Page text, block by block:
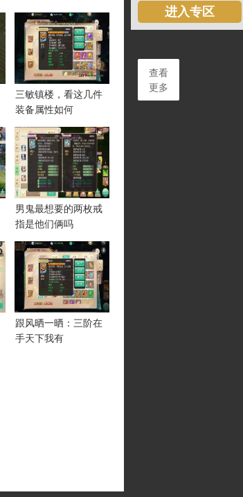
三敏镇楼，看这几件
装备属性如何
男鬼最想要的两枚戒
指是他们俩吗
跟风晒一晒：三阶在
手天下我有
查看
更多
进入专区